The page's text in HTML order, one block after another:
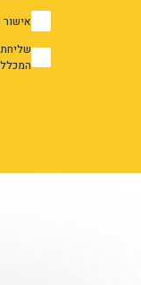
1
1
אני מאשר/